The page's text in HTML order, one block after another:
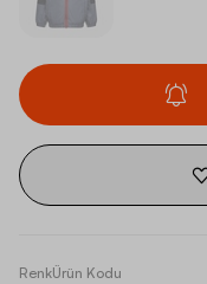
RenkÜrün Kodu